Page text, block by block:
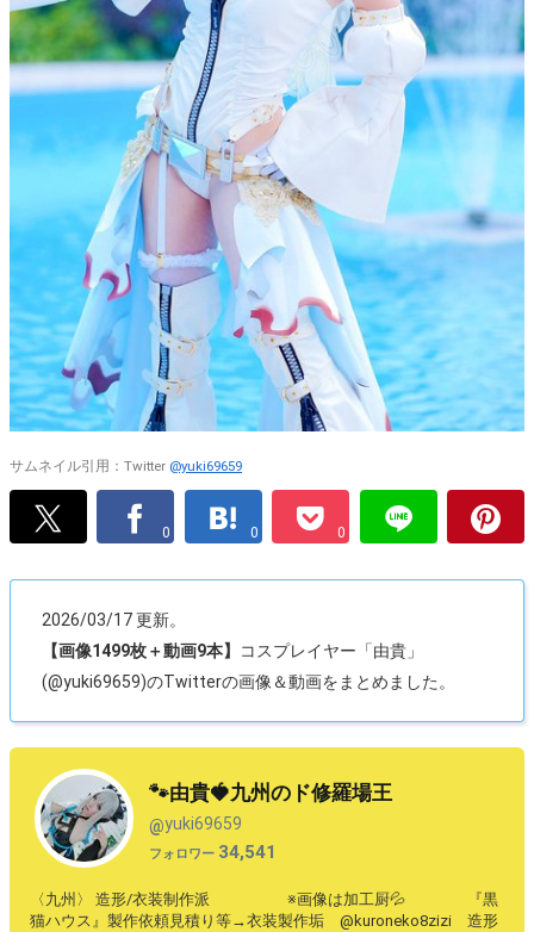
サムネイル引用：Twitter @yuki69659
0 0 0
2026/03/17 更新。
【画像1499枚＋動画9本】
コスプレイヤー「由貴」
(@yuki69659)のTwitterの画像＆動画をまとめました。
🐾由貴🍓九州のド修羅場王
@yuki69659
フォロワー 34,541
〈九州〉 造形/衣装制作派 ※画像は加工厨💦 『黒
猫ハウス』製作依頼見積り等→衣装製作垢 @kuroneko8zizi 造形